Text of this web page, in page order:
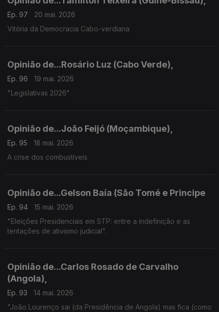
Ep. 97
20 mai. 2026
Vitória da Democracia Cabo-verdiana
Opinião de...Rosário Luz (Cabo Verde),
Ep. 96
19 mai. 2026
"Legislativas 2026"
Opinião de...João Feijó (Moçambique),
Ep. 95
18 mai. 2026
A crise dos combustíveis
Opinião de...Gelson Baía (São Tomé e Principe
Ep. 94
15 mai. 2026
"Eleições Presidenciais em STP: entre a indefinição e as
tentações de ativismo judicial".
Opinião de...Carlos Rosado de Carvalho
(Angola),
Ep. 93
14 mai. 2026
"João Lourenço sai (da Presidência de Angola) mas fica (como